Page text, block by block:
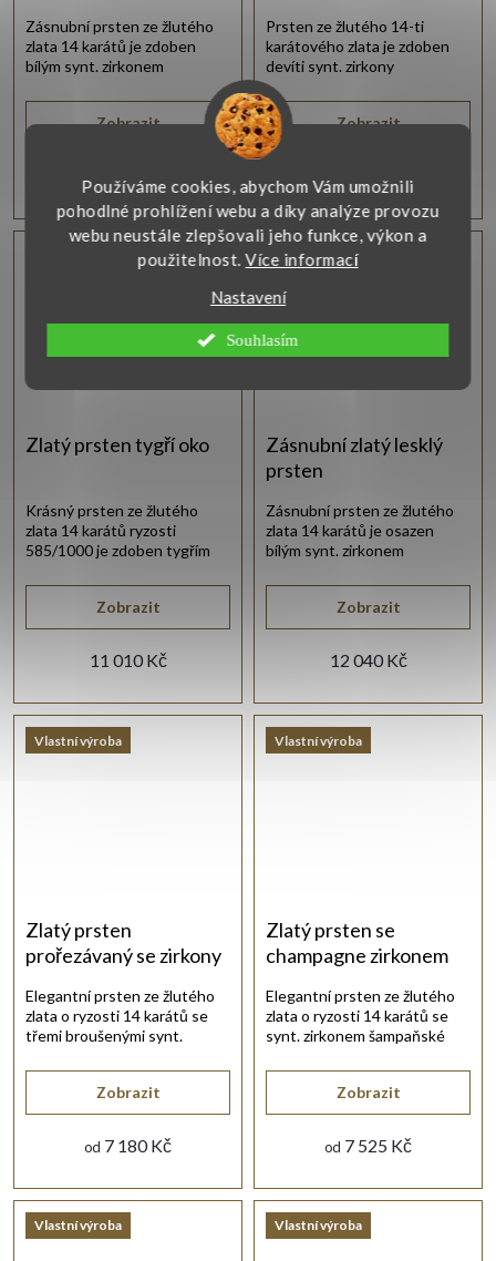
Používáme cookies, abychom Vám umožnili
pohodlné prohlížení webu a díky analýze provozu
webu neustále zlepšovali jeho funkce, výkon a
použitelnost.Více informací
Nastavení
Souhlasím
8 190 Kč
Zobrazit
Zásnubní prsten ze žlutého
zlata 14 karátů je zdoben
bílým synt. zirkonem
od 13 950 Kč
Zobrazit
Prsten ze žlutého 14-ti
karátového zlata je zdoben
devíti synt. zirkony
uspořádanými do tvaru
čtverce.
Zlatý prsten tygří oko
11 010 Kč
Zobrazit
Krásný prsten ze žlutého
zlata 14 karátů ryzosti
585/1000 je zdoben tygřím
Vlastní výroba
Zásnubní zlatý lesklý
prsten
12 040 Kč
Zobrazit
Zásnubní prsten ze žlutého
zlata 14 karátů je osazen
bílým synt. zirkonem
Vlastní výroba
Zlatý prsten
prořezávaný se zirkony
od 7 180 Kč
Zobrazit
Elegantní prsten ze žlutého
zlata o ryzosti 14 karátů se
třemi broušenými synt.
Vlastní výroba
Zlatý prsten se
champagne zirkonem
od 7 525 Kč
Zobrazit
Elegantní prsten ze žlutého
zlata o ryzosti 14 karátů se
synt. zirkonem šampaňské
Vlastní výroba Vlastní výroba